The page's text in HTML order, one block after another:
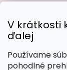
V krátkosti
ďalej
Používame
pohodlné